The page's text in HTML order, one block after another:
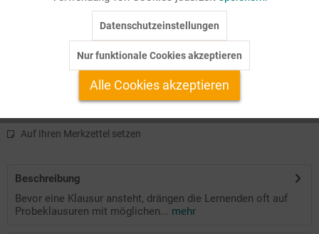
Allgemeine Literaturthemen
Verfügbare Produktformate:
pdf+Zusatzmaterial
Auf Ihren Merkzettel setzen
Beschreibung
Bevor eine Klausur ansteht, drängen die Lernenden oft auf
Probeklausuren mit möglichen... mehr
Inaktiv
Datenschutzeinstellungen
Nur funktionale Cookies akzeptieren
Alle Cookies akzeptieren